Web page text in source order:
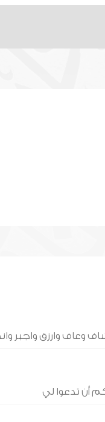
وعاف وارزق واجبر
أن تدعوا لي